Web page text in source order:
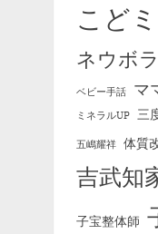
こど
ネウボラ
ベビー手話 マ
ミネラルUP 三
五嶋耀祥 体質
吉武知
子宝整体師